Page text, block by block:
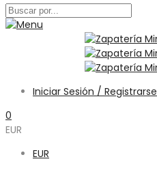
Iniciar Sesión / Registrarse
0
EUR
EUR